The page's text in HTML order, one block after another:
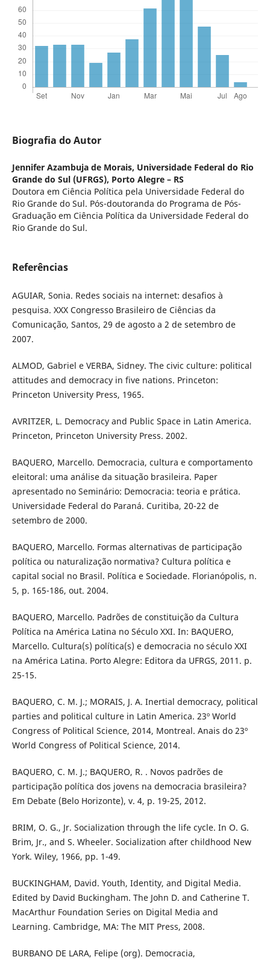
Biografia do Autor
Jennifer Azambuja de Morais, Universidade Federal do Rio
Grande do Sul (UFRGS), Porto Alegre – RS
Doutora em Ciência Política pela Universidade Federal do
Rio Grande do Sul. Pós-doutoranda do Programa de Pós-
Graduação em Ciência Política da Universidade Federal do
Rio Grande do Sul.
Referências
AGUIAR, Sonia. Redes sociais na internet: desafios à
pesquisa. XXX Congresso Brasileiro de Ciências da
Comunicação, Santos, 29 de agosto a 2 de setembro de
2007.
ALMOD, Gabriel e VERBA, Sidney. The civic culture: political
attitudes and democracy in five nations. Princeton:
Princeton University Press, 1965.
AVRITZER, L. Democracy and Public Space in Latin America.
Princeton, Princeton University Press. 2002.
BAQUERO, Marcello. Democracia, cultura e comportamento
eleitoral: uma análise da situação brasileira. Paper
apresentado no Seminário: Democracia: teoria e prática.
Universidade Federal do Paraná. Curitiba, 20-22 de
setembro de 2000.
BAQUERO, Marcello. Formas alternativas de participação
política ou naturalização normativa? Cultura política e
capital social no Brasil. Política e Sociedade. Florianópolis, n.
5, p. 165-186, out. 2004.
BAQUERO, Marcello. Padrões de constituição da Cultura
Política na América Latina no Século XXI. In: BAQUERO,
Marcello. Cultura(s) política(s) e democracia no século XXI
na América Latina. Porto Alegre: Editora da UFRGS, 2011. p.
25-15.
BAQUERO, C. M. J.; MORAIS, J. A. Inertial democracy, political
parties and political culture in Latin America. 23º World
Congress of Political Science, 2014, Montreal. Anais do 23º
World Congress of Political Science, 2014.
BAQUERO, C. M. J.; BAQUERO, R. . Novos padrões de
participação política dos jovens na democracia brasileira?
Em Debate (Belo Horizonte), v. 4, p. 19-25, 2012.
BRIM, O. G., Jr. Socialization through the life cycle. In O. G.
Brim, Jr., and S. Wheeler. Socialization after childhood New
York. Wiley, 1966, pp. 1-49.
BUCKINGHAM, David. Youth, Identity, and Digital Media.
Edited by David Buckingham. The John D. and Catherine T.
MacArthur Foundation Series on Digital Media and
Learning. Cambridge, MA: The MIT Press, 2008.
BURBANO DE LARA, Felipe (org). Democracia,